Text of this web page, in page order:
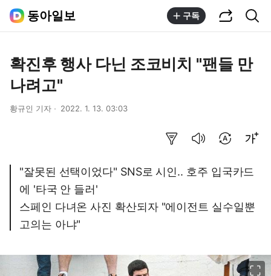
동아일보 구독
확진후 행사 다닌 조코비치 "팬들 만
나려고"
황규인 기자 2022. 1. 13. 03:03
"잘못된 선택이었다" SNS로 시인.. 호주 입국카드
에 '타국 안 들러'
스페인 다녀온 사진 확산되자 "에이전트 실수일뿐
고의는 아냐"